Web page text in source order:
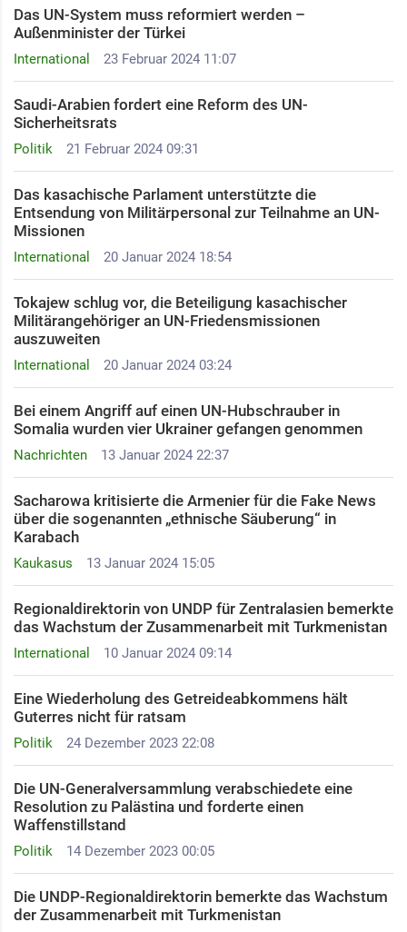
International 23 Februar 2024 11:07
Das UN-System muss reformiert werden –
Außenminister der Türkei
Politik 21 Februar 2024 09:31
Saudi-Arabien fordert eine Reform des UN-
Sicherheitsrats
International 20 Januar 2024 18:54
Das kasachische Parlament unterstützte die
Entsendung von Militärpersonal zur Teilnahme an UN-
Missionen
International 20 Januar 2024 03:24
Tokajew schlug vor, die Beteiligung kasachischer
Militärangehöriger an UN-Friedensmissionen
auszuweiten
Nachrichten 13 Januar 2024 22:37
Bei einem Angriff auf einen UN-Hubschrauber in
Somalia wurden vier Ukrainer gefangen genommen
Kaukasus 13 Januar 2024 15:05
Sacharowa kritisierte die Armenier für die Fake News
über die sogenannten „ethnische Säuberung“ in
Karabach
International 10 Januar 2024 09:14
Regionaldirektorin von UNDP für Zentralasien bemerkte
das Wachstum der Zusammenarbeit mit Turkmenistan
Politik 24 Dezember 2023 22:08
Eine Wiederholung des Getreideabkommens hält
Guterres nicht für ratsam
Politik 14 Dezember 2023 00:05
Die UN-Generalversammlung verabschiedete eine
Resolution zu Palästina und forderte einen
Waffenstillstand ​
Die UNDP-Regionaldirektorin bemerkte das Wachstum
der Zusammenarbeit mit Turkmenistan